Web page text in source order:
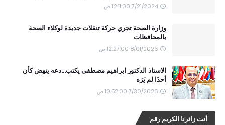
7/21/2024 12:11:00 ص
وزارة الصحة تجري حركة تنقلات جديدة لوكلاء الصحة
بالمحافظات
8/01/2026 12:27:00 ص
الاستاذ الدكتور ابراهيم مصطفى يكتب...دعه ينهض كأن
أحدًا لم يَرَه
7/30/2026 10:52:00 ص
أنت زائرنا الكريم رقم